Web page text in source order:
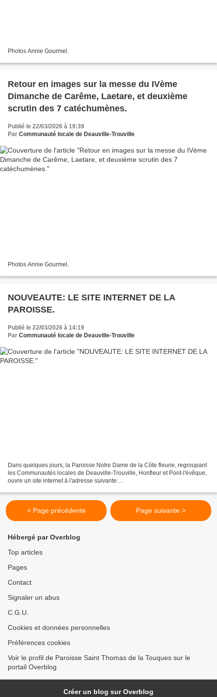
Photos Annie Gourmel.
Retour en images sur la messe du IVème
Dimanche de Carême, Laetare, et deuxième
scrutin des 7 catéchumènes.
Publié le 22/03/2026 à 19:39
Par Communauté locale de Deauville-Trouville
Photos Annie Gourmel.
NOUVEAUTE: LE SITE INTERNET DE LA
PAROISSE.
Publié le 22/03/2026 à 14:19
Par Communauté locale de Deauville-Trouville
Dans quelques jours, la Paroisse Notre Dame de la Côte fleurie, regroupant
les Communautés locales de Deauville-Trouville, Honfleur et Pont-l'évêque,
ouvre un site internet à l'adresse suivante:
< Page précédente Page suivante >
Hébergé par Overblog
Top articles
Pages
Contact
Signaler un abus
C.G.U.
Cookies et données personnelles
Préférences cookies
Voir le profil de Paroisse Saint Thomas de la Touques sur le
portail Overblog
Créer un blog sur Overblog